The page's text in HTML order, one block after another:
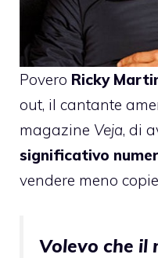
Povero Ricky
out, il cantante
magazine Veja, di
significativo
vendere meno
Volevo che il